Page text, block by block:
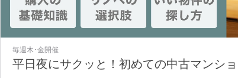
毎週木･金開催
平日夜にサクッと！初めての中古マンシ